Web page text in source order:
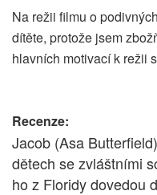
Na režii filmu o
dítěte, protože jsem
hlavních motivací k režii
Recenze:
Jacob (Asa
dětech se zvláštními
ho z Floridy dovedou